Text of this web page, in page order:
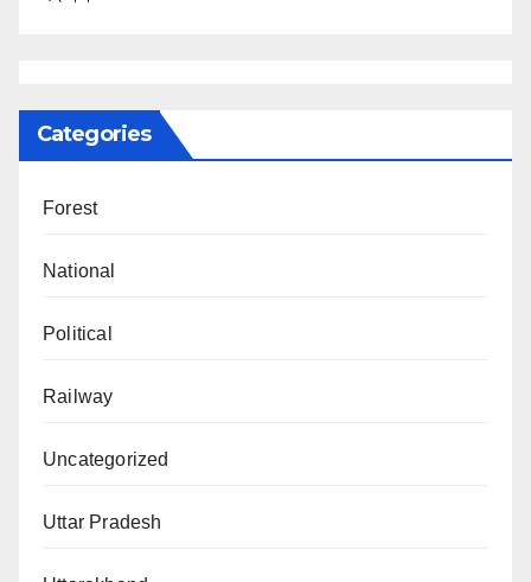
Categories
Forest
National
Political
Railway
Uncategorized
Uttar Pradesh